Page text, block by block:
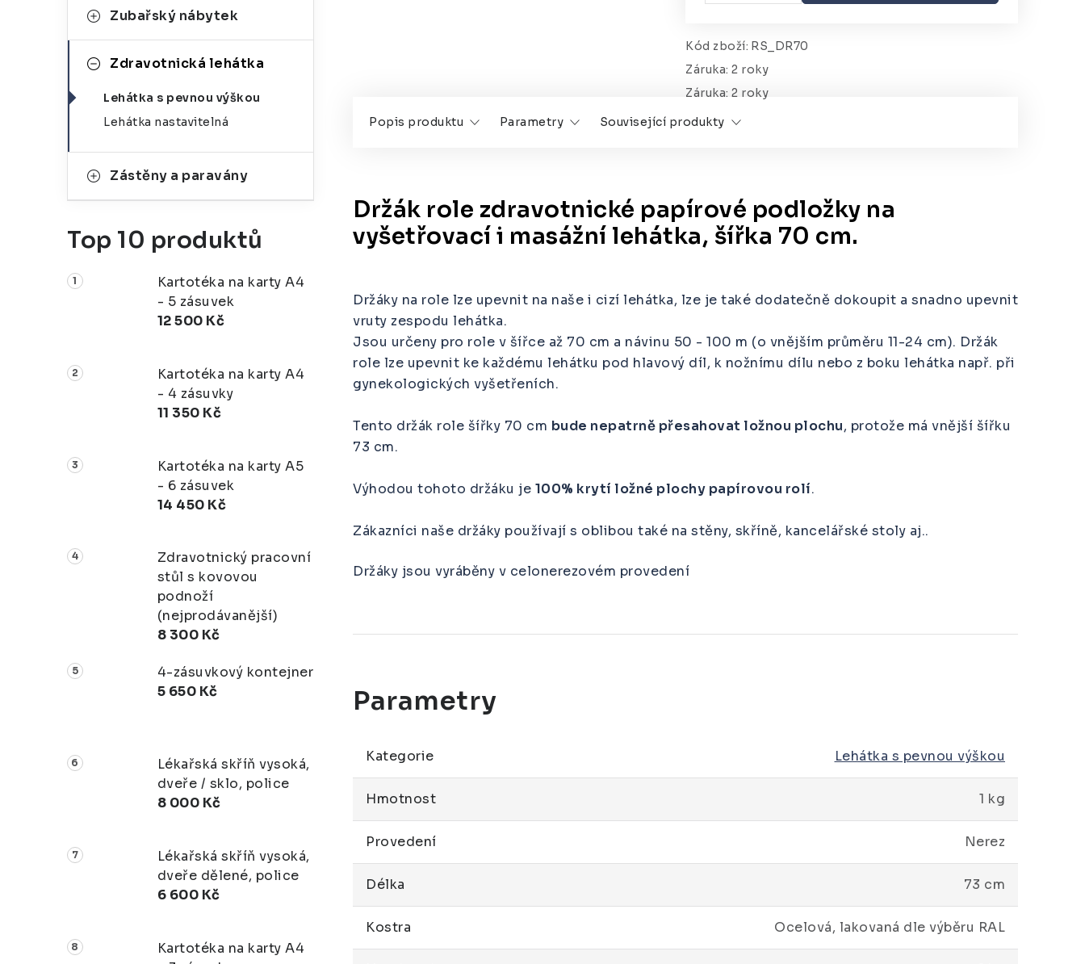
Zubařský nábytek
Zdravotnická lehátka
Lehátka s pevnou výškou
Lehátka nastavitelná
Zástěny a paravány
Top 10 produktů
Kartotéka na karty A4
- 5 zásuvek
12 500 Kč
Kartotéka na karty A4
- 4 zásuvky
11 350 Kč
Kartotéka na karty A5
- 6 zásuvek
14 450 Kč
Zdravotnický pracovní
stůl s kovovou
podnoží
(nejprodávanější)
8 300 Kč
4-zásuvkový kontejner
5 650 Kč
Lékařská skříň vysoká,
dveře / sklo, police
8 000 Kč
Lékařská skříň vysoká,
dveře dělené, police
6 600 Kč
Kartotéka na karty A4
Kód zboží: RS_DR70
Záruka: 2 roky
Záruka: 2 roky
Popis produktu
Parametry Související produkty
Držák role zdravotnické papírové podložky na
vyšetřovací i masážní lehátka, šířka 70 cm.
Držáky na role lze upevnit na naše i cizí lehátka, lze je také dodatečně dokoupit a snadno upevnit
vruty zespodu lehátka.
Jsou určeny pro role v šířce až 70 cm a návinu 50 - 100 m (o vnějším průměru 11-24 cm). Držák
role lze upevnit ke každému lehátku pod hlavový díl, k nožnímu dílu nebo z boku lehátka např. při
gynekologických vyšetřeních.
Tento držák role šířky 70 cm bude nepatrně přesahovat ložnou plochu, protože má vnější šířku
73 cm.
Výhodou tohoto držáku je 100% krytí ložné plochy papírovou rolí.
Zákazníci naše držáky používají s oblibou také na stěny, skříně, kancelářské stoly aj..
Držáky jsou vyráběny v celonerezovém provedení
Kategorie Lehátka s pevnou výškou
Hmotnost 1 kg
Provedení Nerez
Délka 73 cm
Kostra Ocelová, lakovaná dle výběru RAL